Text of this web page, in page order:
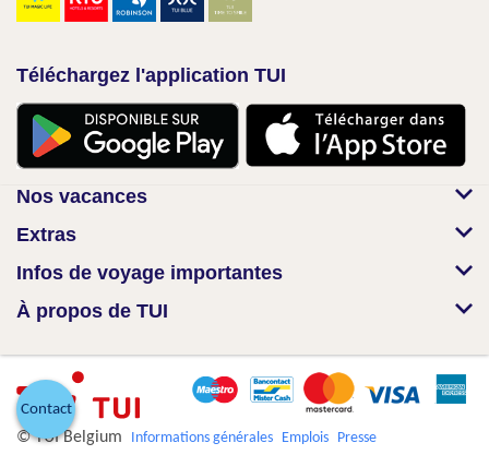
Téléchargez l'application TUI
Nos vacances
Extras
Infos de voyage importantes
À propos de TUI
© TUI Belgium Informations générales Emplois Presse
Contact